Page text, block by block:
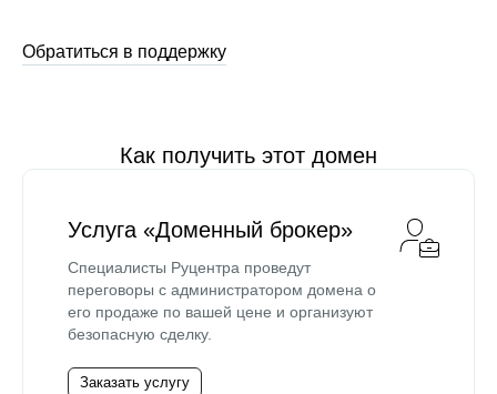
Обратиться в поддержку
Как получить этот домен
Услуга «Доменный брокер»
Специалисты Руцентра проведут
переговоры с администратором домена о
его продаже по вашей цене и организуют
безопасную сделку.
Заказать услугу